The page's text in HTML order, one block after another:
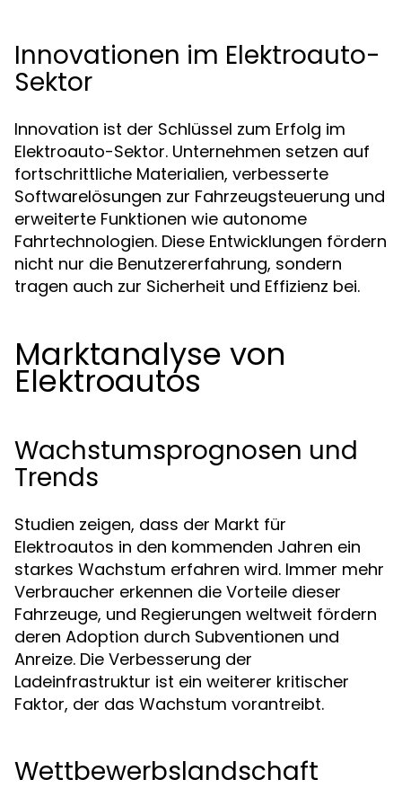
Innovationen im Elektroauto-
Sektor
Innovation ist der Schlüssel zum Erfolg im
Elektroauto-Sektor. Unternehmen setzen auf
fortschrittliche Materialien, verbesserte
Softwarelösungen zur Fahrzeugsteuerung und
erweiterte Funktionen wie autonome
Fahrtechnologien. Diese Entwicklungen fördern
nicht nur die Benutzererfahrung, sondern
tragen auch zur Sicherheit und Effizienz bei.
Marktanalyse von
Elektroautos
Wachstumsprognosen und
Trends
Studien zeigen, dass der Markt für
Elektroautos in den kommenden Jahren ein
starkes Wachstum erfahren wird. Immer mehr
Verbraucher erkennen die Vorteile dieser
Fahrzeuge, und Regierungen weltweit fördern
deren Adoption durch Subventionen und
Anreize. Die Verbesserung der
Ladeinfrastruktur ist ein weiterer kritischer
Faktor, der das Wachstum vorantreibt.
Wettbewerbslandschaft